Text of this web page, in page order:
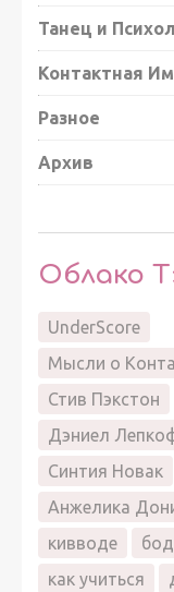
Танец и
Контактная
Разное
Архив
Облако
UnderScore
Мысли о
Стив Пэкстон
Дэниел
Синтия Новак
Анжелика
кивводе
как учиться